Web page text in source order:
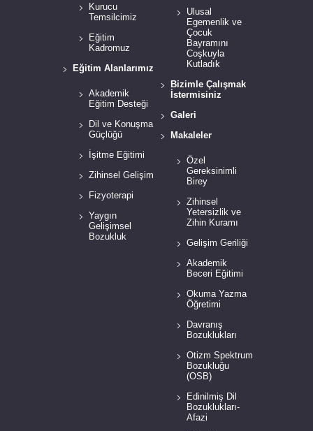
Kurucu
Temsilcimiz
Eğitim
Kadromuz
Eğitim Alanlarımız
Akademik
Eğitim Desteği
Dil ve Konuşma
Güçlüğü
İşitme Eğitimi
Zihinsel Gelişim
Fizyoterapi
Yaygın
Gelişimsel
Bozukluk
Ulusal
Egemenlik ve
Çocuk
Bayramını
Coşkuyla
Kutladık
Bizimle Çalışmak
İstermisiniz
Galeri
Makaleler
Özel
Gereksinimli
Birey
Zihinsel
Yetersizlik ve
Zihin Kuramı
Gelişim Geriliği
Akademik
Beceri Eğitimi
Okuma Yazma
Öğretimi
Davranış
Bozuklukları
Otizm Spektrum
Bozukluğu
(OSB)
Edinilmiş Dil
Bozuklukları-
Afazi